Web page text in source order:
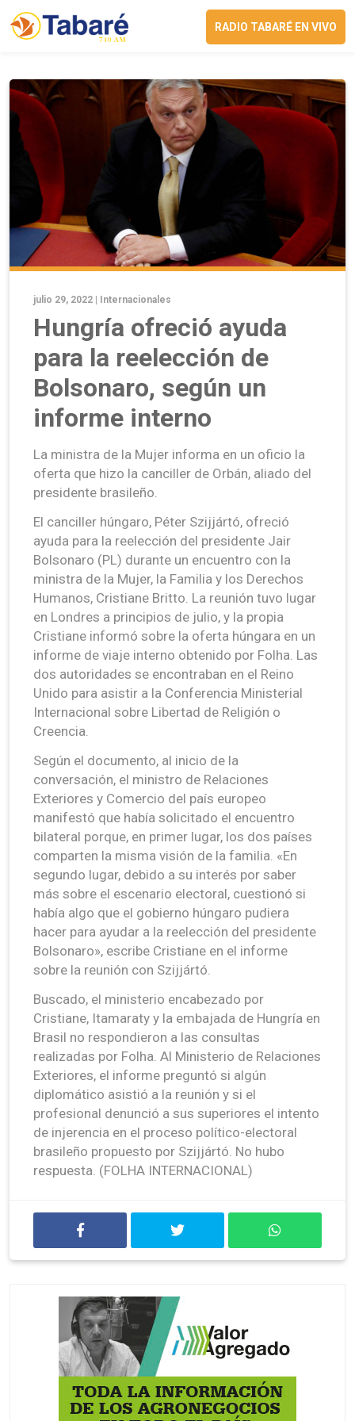
RADIO TABARÉ EN VIVO
julio 29, 2022 | Internacionales
Hungría ofreció ayuda
para la reelección de
Bolsonaro, según un
informe interno
La ministra de la Mujer informa en un oficio la
oferta que hizo la canciller de Orbán, aliado del
presidente brasileño.
El canciller húngaro, Péter Szijjártó, ofreció
ayuda para la reelección del presidente Jair
Bolsonaro (PL) durante un encuentro con la
ministra de la Mujer, la Familia y los Derechos
Humanos, Cristiane Britto. La reunión tuvo lugar
en Londres a principios de julio, y la propia
Cristiane informó sobre la oferta húngara en un
informe de viaje interno obtenido por Folha. Las
dos autoridades se encontraban en el Reino
Unido para asistir a la Conferencia Ministerial
Internacional sobre Libertad de Religión o
Creencia.
Según el documento, al inicio de la
conversación, el ministro de Relaciones
Exteriores y Comercio del país europeo
manifestó que había solicitado el encuentro
bilateral porque, en primer lugar, los dos países
comparten la misma visión de la familia. «En
segundo lugar, debido a su interés por saber
más sobre el escenario electoral, cuestionó si
había algo que el gobierno húngaro pudiera
hacer para ayudar a la reelección del presidente
Bolsonaro», escribe Cristiane en el informe
sobre la reunión con Szijjártó.
Buscado, el ministerio encabezado por
Cristiane, Itamaraty y la embajada de Hungría en
Brasil no respondieron a las consultas
realizadas por Folha. Al Ministerio de Relaciones
Exteriores, el informe preguntó si algún
diplomático asistió a la reunión y si el
profesional denunció a sus superiores el intento
de injerencia en el proceso político-electoral
brasileño propuesto por Szijjártó. No hubo
respuesta. (FOLHA INTERNACIONAL)